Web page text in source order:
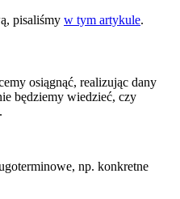
pisaliśmy w tym artykule.
osiągnąć, realizując dany
będziemy wiedzieć, czy
np. konkretne